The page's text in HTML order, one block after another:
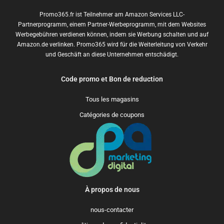
Promo365.fr ist Teilnehmer am Amazon Services LLC-
Partnerprogramm, einem Partner-Werbeprogramm, mit dem Websites
Werbegebühren verdienen können, indem sie Werbung schalten und auf
Amazon.de verlinken. Promo365 wird für die Weiterleitung von Verkehr
und Geschäft an diese Unternehmen entschädigt.
Code promo et Bon de reduction
Tous les magasins
Catégories de coupons
À propos de nous
nous-contacter